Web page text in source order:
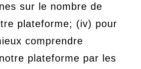
sur le nombre de
plateforme; (iv) pour
comprendre
plateforme par les